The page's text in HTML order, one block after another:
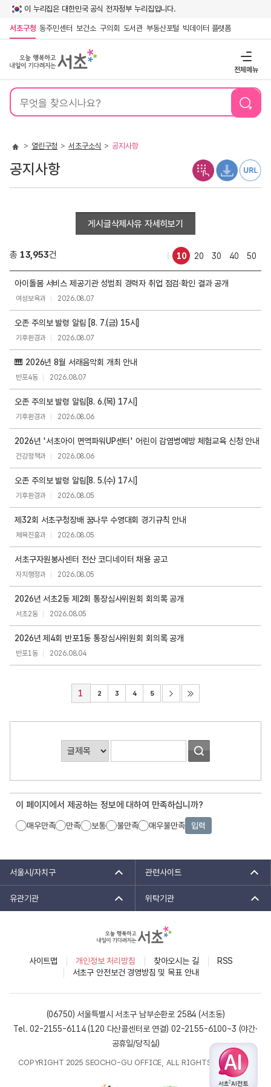
이 누리집은 대한민국 공식 전자정부 누리집입니다.
서초구청 동주민센터 보건소 구의회 도서관 부동산포털 빅데이터 플랫폼
전체메뉴
통
검
열린구청 서초구소식 공지사항
공지사항
게시글삭제사유 자세히보기
총 13,953건 10 20 30 40 50
공
항
아이돌봄 서비스 제공기관 성범죄 경력자 취업 점검·확인 결과 공개
여성보육과 2026.08.07
오존 주의보 발령 알림 [8. 7.(금) 15시]
기후환경과 2026.08.07
🎹 2026년 8월 서래음악회 개최 안내
반포4동 2026.08.07
오존 주의보 발령 알림[8. 6.(목) 17시]
기후환경과 2026.08.06
2026년 '서초아이 면역파워UP센터' 어린이 감염병예방 체험교육 신청 안내
건강정책과 2026.08.06
오존 주의보 발령 알림[8. 5.(수) 17시]
기후환경과 2026.08.05
제32회 서초구청장배 꿈나무 수영대회 경기규칙 안내
체육진흥과 2026.08.05
서초구자원봉사센터 전산 코디네이터 채용 공고
자치행정과 2026.08.05
2026년 서초2동 제2회 통장심사위원회 회의록 공개
서초2동 2026.08.05
2026년 제4회 반포1동 통장심사위원회 회의록 공개
반포1동 2026.08.04
1 2 3 4 5
시
판
검
색
이 페이지에서 제공하는 정보에 대하여 만족하십니까?
매우만족 만족 보통 불만족 매우불만족 입력
서울시/자치구 관련사이트
유관기관 위탁기관
사이트맵 개인정보 처리방침 찾아오시는 길
RSS
서초구 안전보건 경영방침 및 목표 안내
(06750) 서울특별시 서초구 남부순환로 2584 (서초동)
Tel. 02-2155-6114 (120 다산콜센터로 연결) 02-2155-6100~3 (야간·
공휴일/당직실)
COPYRIGHT 2025 SEOCHO-GU OFFICE, ALL RIGHTS RESERVED.